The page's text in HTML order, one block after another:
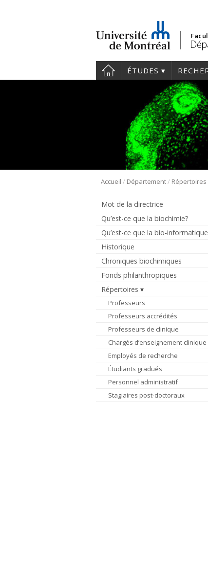
ÉTUDES
Accueil / Département/ Répertoires
Mot de la directrice
Qu’est-ce que la biochimie?
Qu’est-ce que la bio-
Historique
Chroniques biochimiques
Fonds philanthropiques
Répertoires
Professeurs
Professeurs accrédités
Professeurs de clinique
Chargés d’enseignement clinique
Employés de recherche
Étudiants gradués
Personnel administratif
Stagiaires post-doctoraux